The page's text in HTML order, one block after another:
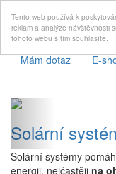
Tento web používá k
reklam a analýze návštěvnosti
tohoto webu s tím souhlasíte.
Mám dotaz E-
Solární
Solární systémy
energii, nejčastěji na